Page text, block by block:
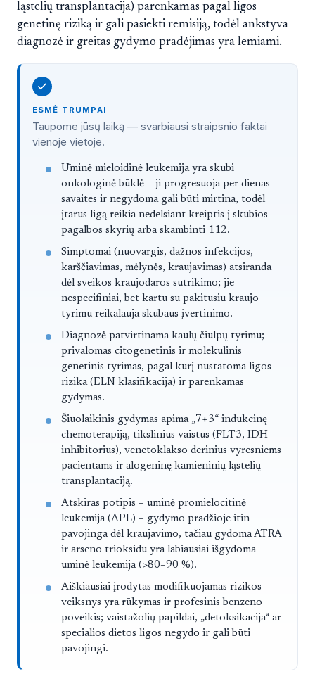
ląstelių transplantacija) parenkamas pagal ligos
genetinę riziką ir gali pasiekti remisiją, todėl ankstyva
diagnozė ir greitas gydymo pradėjimas yra lemiami.
ESMĖ TRUMPAI
Taupome jūsų laiką — svarbiausi straipsnio faktai
vienoje vietoje.
Straipsnis trumpai
Ūminė mieloidinė leukemija yra skubi
onkologinė būklė – ji progresuoja per dienas–
savaites ir negydoma gali būti mirtina, todėl
įtarus ligą reikia nedelsiant kreiptis į skubios
pagalbos skyrių arba skambinti 112.
Simptomai (nuovargis, dažnos infekcijos,
karščiavimas, mėlynės, kraujavimas) atsiranda
dėl sveikos kraujodaros sutrikimo; jie
nespecifiniai, bet kartu su pakitusiu kraujo
tyrimu reikalauja skubaus įvertinimo.
Diagnozė patvirtinama kaulų čiulpų tyrimu;
privalomas citogenetinis ir molekulinis
genetinis tyrimas, pagal kurį nustatoma ligos
rizika (ELN klasifikacija) ir parenkamas
gydymas.
Šiuolaikinis gydymas apima „7+3“ indukcinę
chemoterapiją, tikslinius vaistus (FLT3, IDH
inhibitorius), venetoklakso derinius vyresniems
pacientams ir alogeninę kamieninių ląstelių
transplantaciją.
Atskiras potipis – ūminė promielocitinė
leukemija (APL) – gydymo pradžioje itin
pavojinga dėl kraujavimo, tačiau gydoma ATRA
ir arseno trioksidu yra labiausiai išgydoma
ūminė leukemija (>80–90 %).
Aiškiausiai įrodytas modifikuojamas rizikos
veiksnys yra rūkymas ir profesinis benzeno
poveikis; vaistažolių papildai, „detoksikacija“ ar
specialios dietos ligos negydo ir gali būti
pavojingi.